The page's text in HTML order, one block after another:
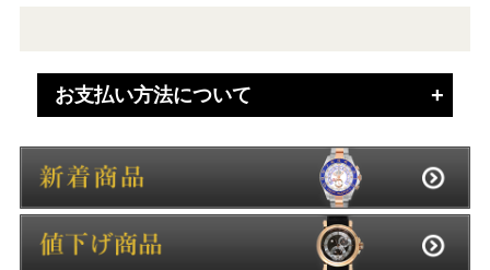
お支払い方法について